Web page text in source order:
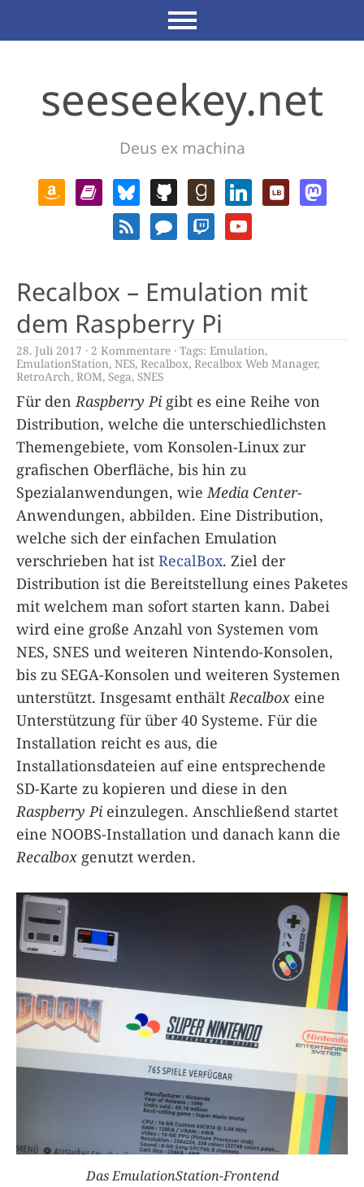
seeseekey.net
Deus ex machina
Recalbox – Emulation mit
dem Raspberry Pi
28. Juli 2017 2 Kommentare Tags: Emulation,
EmulationStation, NES, Recalbox, Recalbox Web Manager,
RetroArch, ROM, Sega, SNES
Für den Raspberry Pi gibt es eine Reihe von
Distribution, welche die unterschiedlichsten
Themengebiete, vom Konsolen-Linux zur
grafischen Oberfläche, bis hin zu
Spezialanwendungen, wie Media Center-
Anwendungen, abbilden. Eine Distribution,
welche sich der einfachen Emulation
verschrieben hat ist RecalBox. Ziel der
Distribution ist die Bereitstellung eines Paketes
mit welchem man sofort starten kann. Dabei
wird eine große Anzahl von Systemen vom
NES, SNES und weiteren Nintendo-Konsolen,
bis zu SEGA-Konsolen und weiteren Systemen
unterstützt. Insgesamt enthält Recalbox eine
Unterstützung für über 40 Systeme. Für die
Installation reicht es aus, die
Installationsdateien auf eine entsprechende
SD-Karte zu kopieren und diese in den
Raspberry Pi einzulegen. Anschließend startet
eine NOOBS-Installation und danach kann die
Recalbox genutzt werden.
Das EmulationStation-Frontend